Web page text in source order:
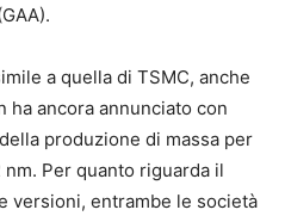
a quella di TSMC, anche
ha ancora annunciato con
produzione di massa per
Per quanto riguarda il
versioni, entrambe le società